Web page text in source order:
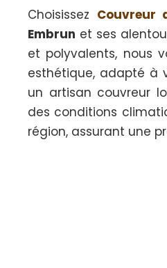
Choisissez Couvreur
Embrun et ses
et polyvalents, nous
esthétique, adapté à
un artisan couvreur
des conditions
région, assurant une